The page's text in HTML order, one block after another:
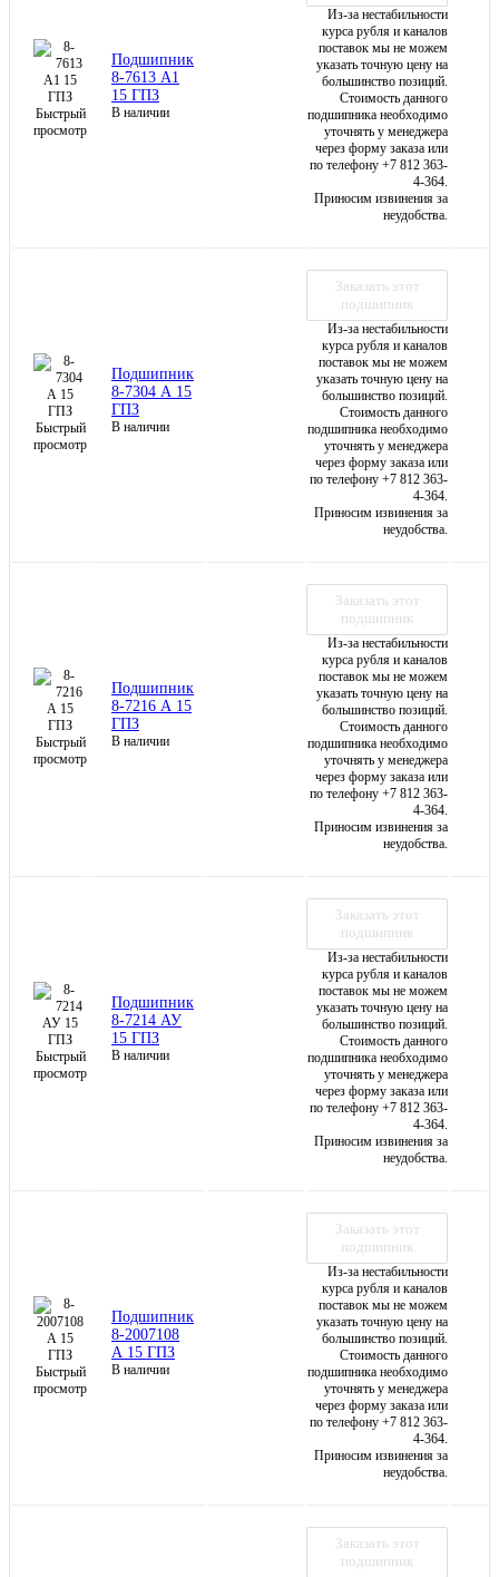
Быстрый
просмотр
Подшипник
8-7613 А1
15 ГПЗ
В наличии
Из-за нестабильности
курса рубля и каналов
поставок мы не можем
указать точную цену на
большинство позиций.
Стоимость данного
подшипника необходимо
уточнять у менеджера
через форму заказа или
по телефону +7 812 363-
4-364.
Приносим извинения за
неудобства.
Быстрый
просмотр
Подшипник
8-7304 А 15
ГПЗ
В наличии
Заказать этот
подшипник
Из-за нестабильности
курса рубля и каналов
поставок мы не можем
указать точную цену на
большинство позиций.
Стоимость данного
подшипника необходимо
уточнять у менеджера
через форму заказа или
по телефону +7 812 363-
4-364.
Приносим извинения за
неудобства.
Быстрый
просмотр
Подшипник
8-7216 А 15
ГПЗ
В наличии
Заказать этот
подшипник
Из-за нестабильности
курса рубля и каналов
поставок мы не можем
указать точную цену на
большинство позиций.
Стоимость данного
подшипника необходимо
уточнять у менеджера
через форму заказа или
по телефону +7 812 363-
4-364.
Приносим извинения за
неудобства.
Быстрый
просмотр
Подшипник
8-7214 АУ
15 ГПЗ
В наличии
Заказать этот
подшипник
Из-за нестабильности
курса рубля и каналов
поставок мы не можем
указать точную цену на
большинство позиций.
Стоимость данного
подшипника необходимо
уточнять у менеджера
через форму заказа или
по телефону +7 812 363-
4-364.
Приносим извинения за
неудобства.
Быстрый
просмотр
Подшипник
8-2007108
А 15 ГПЗ
В наличии
Заказать этот
подшипник
Из-за нестабильности
курса рубля и каналов
поставок мы не можем
указать точную цену на
большинство позиций.
Стоимость данного
подшипника необходимо
уточнять у менеджера
через форму заказа или
по телефону +7 812 363-
4-364.
Приносим извинения за
неудобства.
Заказать этот
подшипник